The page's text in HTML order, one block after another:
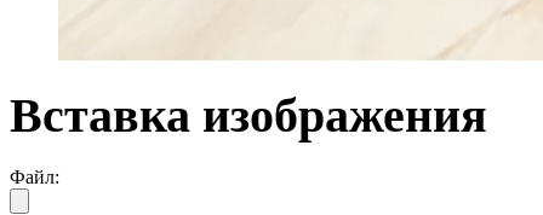
Вставка изображения
Файл: